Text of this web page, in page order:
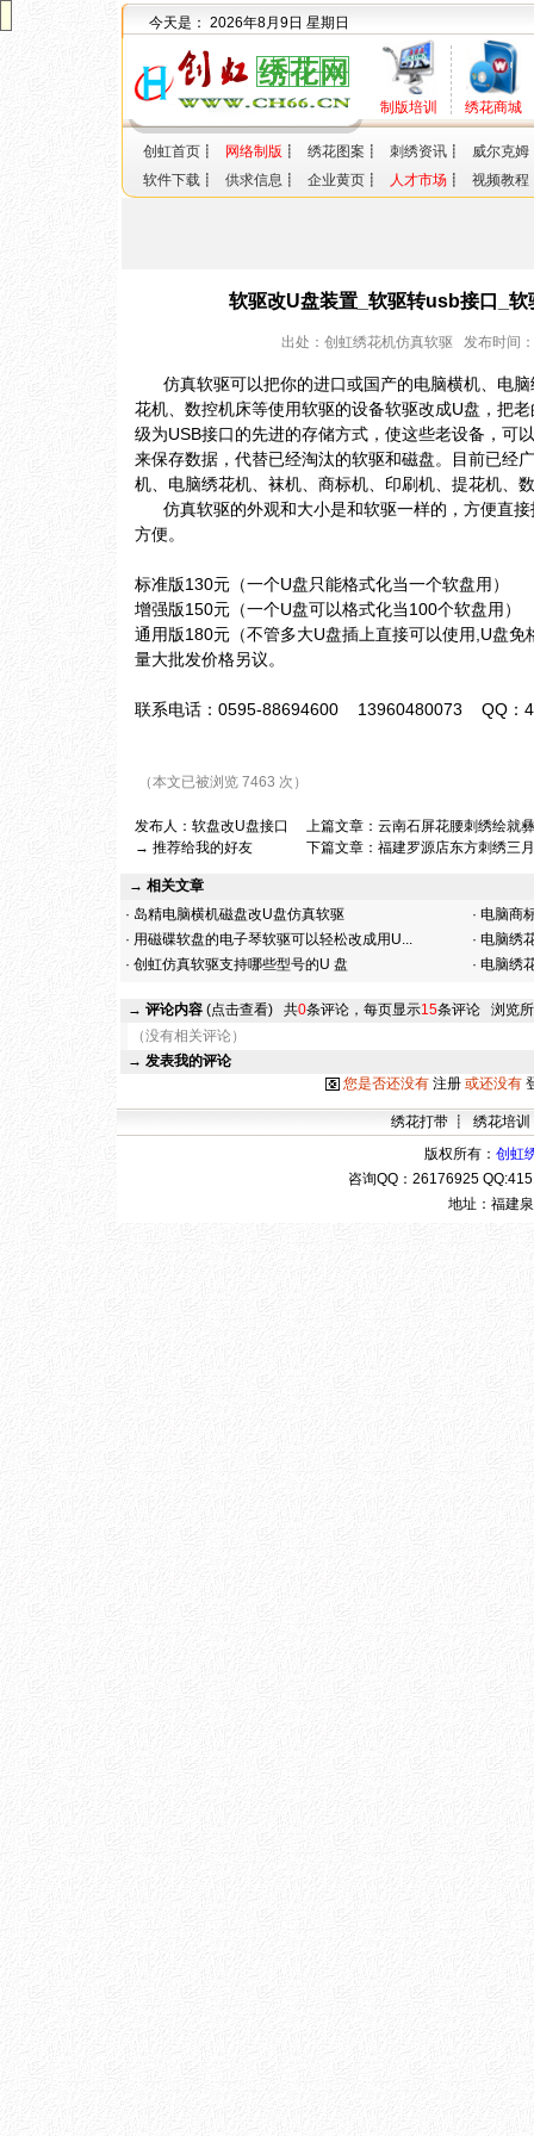
今天是： 2026年8月9日 星期日
制版培训 绣花商城
创虹首页 ┋ 网络制版 ┋ 绣花图案 ┋ 刺绣资讯 ┋ 威尔克姆
软件下载 ┋ 供求信息 ┋ 企业黄页 ┋ 人才市场 ┋ 视频教程
软驱改U盘装置_软驱转usb接口_软
出处：创虹绣花机仿真软驱 发布时间
仿真软驱可以把你的进口或国产的电脑横机、电脑
花机、数控机床等使用软驱的设备软驱改成U盘，把
级为USB接口的先进的存储方式，使这些老设备，可
来保存数据，代替已经淘汰的软驱和磁盘。目前已经
机、电脑绣花机、袜机、商标机、印刷机、提花机、
仿真软驱的外观和大小是和软驱一样的，方便直接
方便。
标准版130元（一个U盘只能格式化当一个软盘用）
增强版150元（一个U盘可以格式化当100个软盘用）
通用版180元（不管多大U盘插上直接可以使用,U盘免
量大批发价格另议。
联系电话：0595-88694600 13960480073 QQ：
（本文已被浏览 7463 次）
发布人： 软盘改U盘接口
→ 推荐给我的好友
上篇文章： 云南石屏花腰刺绣绘就
下篇文章： 福建罗源店东方刺绣三
→ 相关文章
· 岛精电脑横机磁盘改U盘仿真软驱 · 电脑商
· 用磁碟软盘的电子琴软驱可以轻松改成用U... · 电脑绣
· 创虹仿真软驱支持哪些型号的U 盘 · 电脑绣
→ 评论内容 (点击查看) 共0条评论，每页显示15条评论 浏览
（没有相关评论）
→ 发表我的评论
您是否还没有 注册或还没有
绣花打带 ┋
绣花培训
版权所有： 创虹
咨询QQ： 26176925
地址：福建